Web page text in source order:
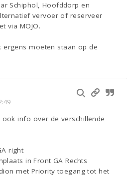
Schiphol, Hoofddorp en
vervoer of reserveer
via MOJO.
moeten staan op de
info over de verschillende
right
in Front GA Rechts
met Priority toegang tot het